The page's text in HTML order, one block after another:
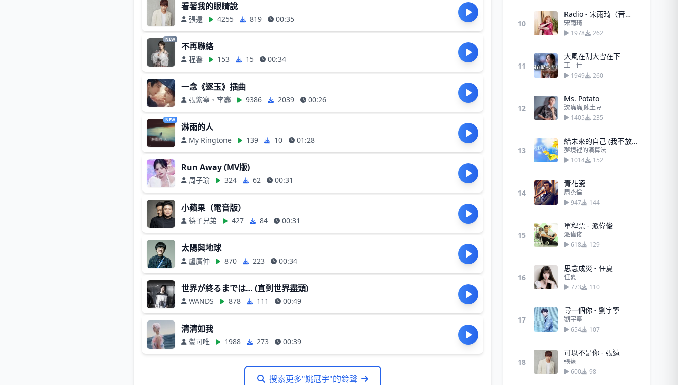
看著我的眼睛說
張遠 4255 819 00:35
NEW
不再聯絡
程響 153 15 00:34
一念《逐玉》插曲
張紫寧、李鑫 9386 2039 00:26
NEW
淋雨的人
My Ringtone 139 10 01:28
Run Away (MV版)
周子瑜 324 62 00:31
小蘋果（電音版）
筷子兄弟 427 84 00:31
太陽與地球
盧廣仲 870 223 00:34
世界が終るまでは… (直到世界盡頭)
WANDS 878 111 00:49
清清如我
鬱可唯 1988 273 00:39
搜索更多"姚冠宇"的鈴聲
10
Radio - 宋雨琦（音源版）
宋雨琦
1978
262
11
大風在刮大雪在下
王一佳
1949
260
12
Ms. Potato
沈蟲蟲,陳土豆
1405
235
13
給未來的自己 (我不放棄愛的勇氣)
夢境裡的演算法
1014
152
14
青花瓷
周杰倫
947
144
15
單程票 - 派偉俊
派偉俊
618
129
16
思念成災 - 任夏
任夏
773
110
17
尋一個你 - 劉宇寧
劉宇寧
654
107
18
可以不是你 - 張遠
張遠
600
98